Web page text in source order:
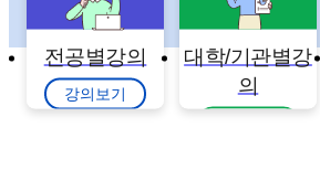
전공별강의
강의보기
대학/기관별강
의